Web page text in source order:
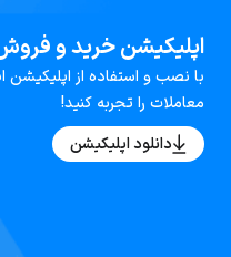
اپلیکیشن خرید و
با نصب و استفاده از
معاملات را تجربه کنید!
دانلود اپلیکیشن